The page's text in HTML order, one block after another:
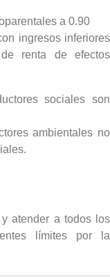
a 0.90
ingresos inferiores
renta de efectos
sociales son
ambientales no
atender a todos los
límites por la